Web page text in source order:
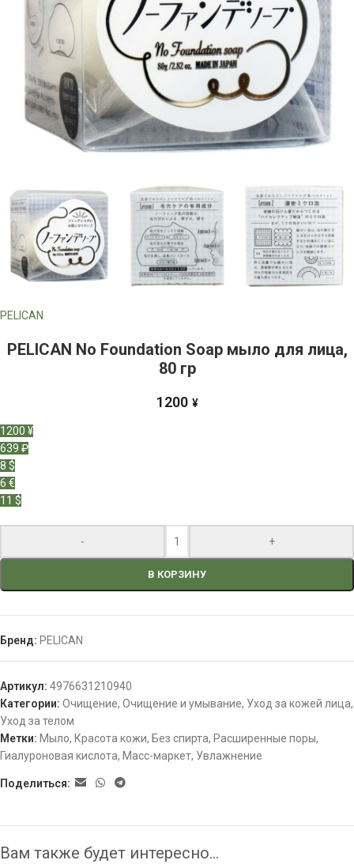
PELICAN
PELICAN No Foundation Soap мыло для лица,
80 гр
1200 ¥
1200 ¥
639 ₽
8 $
6 €
11 $
- +
В КОРЗИНУ
Бренд: PELICAN
Артикул: 4976631210940
Категории: Очищение, Очищение и умывание, Уход за кожей лица,
Уход за телом
Метки: Мыло, Красота кожи, Без спирта, Расширенные поры,
Гиалуроновая кислота, Масс-маркет, Увлажнение
Поделиться:
Вам также будет интересно…